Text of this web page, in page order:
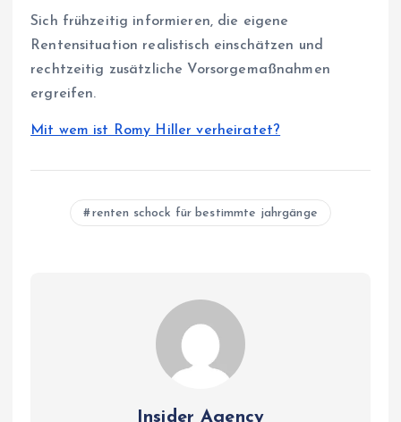
Sich frühzeitig informieren, die eigene
Rentensituation realistisch einschätzen und
rechtzeitig zusätzliche Vorsorgemaßnahmen
ergreifen.
Mit wem ist Romy Hiller verheiratet?
renten schock für bestimmte jahrgänge
Insider Agency